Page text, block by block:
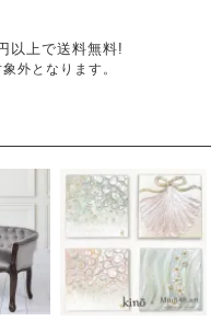
外となります。